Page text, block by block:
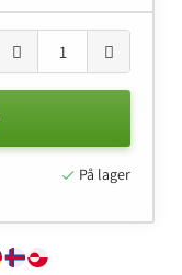
 På lager